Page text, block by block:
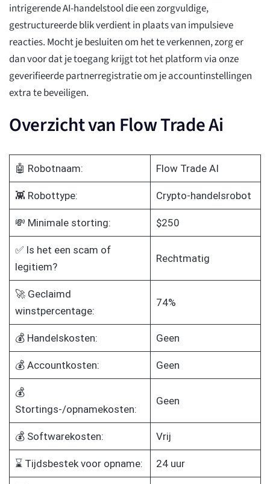
intrigerende AI-handelstool die een zorgvuldige,
gestructureerde blik verdient in plaats van impulsieve
reacties. Mocht je besluiten om het te verkennen, zorg er
dan voor dat je toegang krijgt tot het platform via onze
geverifieerde partnerregistratie om je accountinstellingen
extra te beveiligen.
Overzicht van Flow Trade Ai
🤖 Robotnaam: Flow Trade AI
👾 Robottype: Crypto-handelsrobot
💸 Minimale storting: $250
✅ Is het een scam of
legitiem?
Rechtmatig
🚀 Geclaimd
winstpercentage:
74%
💰 Handelskosten: Geen
💰 Accountkosten: Geen
💰
Stortings-/opnamekosten:
Geen
💰 Softwarekosten: Vrij
⌛ Tijdsbestek voor opname: 24 uur